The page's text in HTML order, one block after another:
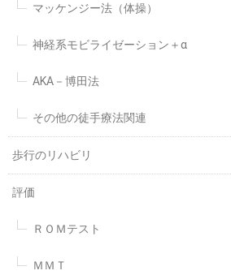
マッケンジー法（体操）
神経系モビライゼーション＋α
AKA－博田法
その他の徒手療法関連
歩行のリハビリ
評価
ＲＯＭテスト
ＭＭＴ